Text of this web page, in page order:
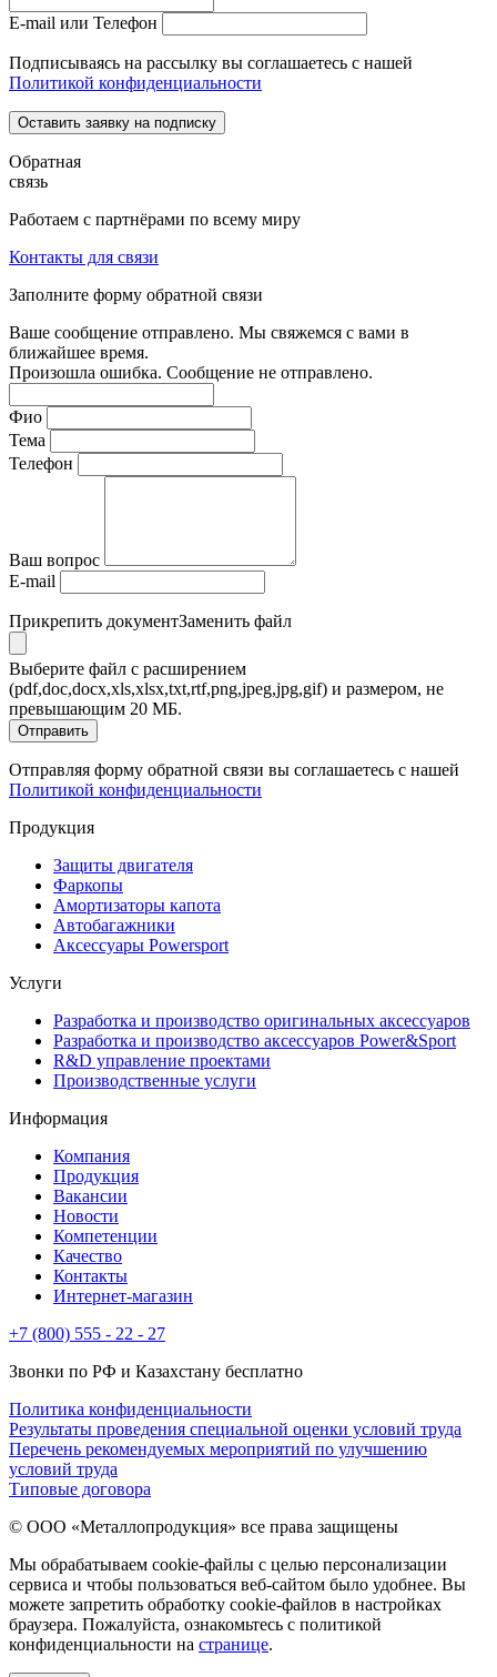
E-mail или Телефон
Подписываясь на рассылку вы соглашаетесь с нашей
Политикой конфиденциальности
Оставить заявку на подписку
Обратная
связь
Работаем с партнёрами по всему миру
Контакты для связи
Заполните форму обратной связи
Ваше сообщение отправлено. Мы свяжемся с вами в
ближайшее время.
Произошла ошибка. Сообщение не отправлено.
Фио
Тема
Телефон
Ваш вопрос
E-mail
Прикрепить документЗаменить файл
Выберите файл с расширением
(pdf,doc,docx,xls,xlsx,txt,rtf,png,jpeg,jpg,gif) и размером, не
превышающим 20 МБ.
Отправить
Отправляя форму обратной связи вы соглашаетесь с нашей
Политикой конфиденциальности
Продукция
Защиты двигателя
Фаркопы
Амортизаторы капота
Автобагажники
Аксессуары Powersport
Услуги
Разработка и производство оригинальных аксессуаров
Разработка и производство аксессуаров Power&Sport
R&D управление проектами
Производственные услуги
Информация
Компания
Продукция
Вакансии
Новости
Компетенции
Качество
Контакты
Интернет-магазин
+7 (800) 555 - 22 - 27
Звонки по РФ и Казахстану бесплатно
Политика конфиденциальности
Результаты проведения специальной оценки условий труда
Перечень рекомендуемых мероприятий по улучшению
условий труда
Типовые договора
© ООО «Металлопродукция» все права защищены
Мы обрабатываем cookie-файлы с целью персонализации
сервиса и чтобы пользоваться веб-сайтом было удобнее. Вы
можете запретить обработку cookie-файлов в настройках
браузера. Пожалуйста, ознакомьтесь с политикой
конфиденциальности на странице.